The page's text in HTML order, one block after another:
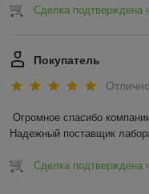
Сделка подтверждена
Покупатель
Отлично
Огромное спасибо
Надежный поставщик
Сделка подтверждена